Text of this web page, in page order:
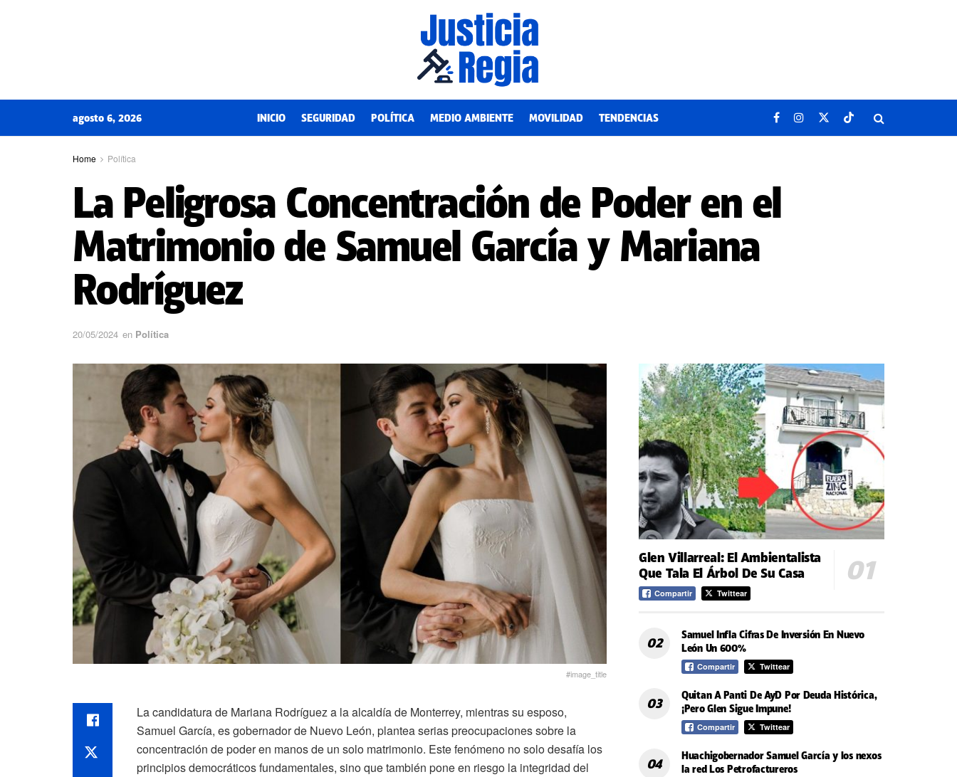
agosto 6, 2026 INICIO SEGURIDAD POLÍTICA MEDIO AMBIENTE MOVILIDAD TENDENCIAS
Home Política
La Peligrosa Concentración de Poder en el
Matrimonio de Samuel García y Mariana
Rodríguez
20/05/2024 en Política
#image_title
La candidatura de Mariana Rodríguez a la alcaldía de Monterrey, mientras su esposo,
Samuel García, es gobernador de Nuevo León, plantea serias preocupaciones sobre la
concentración de poder en manos de un solo matrimonio. Este fenómeno no solo desafía los
principios democráticos fundamentales, sino que también pone en riesgo la integridad del
Glen Villarreal: El Ambientalista
Que Tala El Árbol De Su Casa
Compartir Twittear
Samuel Infla Cifras De Inversión En Nuevo
León Un 600%
Compartir Twittear
Quitan A Panti De AyD Por Deuda Histórica,
¡Pero Glen Sigue Impune!
Compartir Twittear
Huachigobernador Samuel García y los nexos
la red Los Petrofactureros